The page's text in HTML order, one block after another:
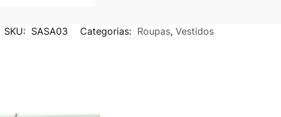
SKU: SASA03 Categorias: Roupas, Vestidos